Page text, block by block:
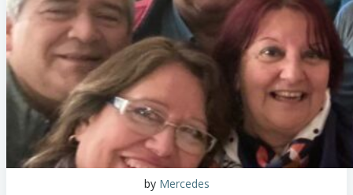
by Mercedes